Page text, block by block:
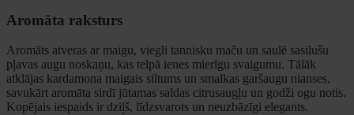
Aromāta raksturs
Aromāts atveras ar maigu, viegli tannisku maču un saulē sasilušu
pļavas augu noskaņu, kas telpā ienes mierīgu svaigumu. Tālāk
atklājas kardamona maigais siltums un smalkas garšaugu nianses,
savukārt aromāta sirdī jūtamas saldas citrusaugļu un godži ogu notis.
Kopējais iespaids ir dziļš, līdzsvarots un neuzbāzīgi elegants.